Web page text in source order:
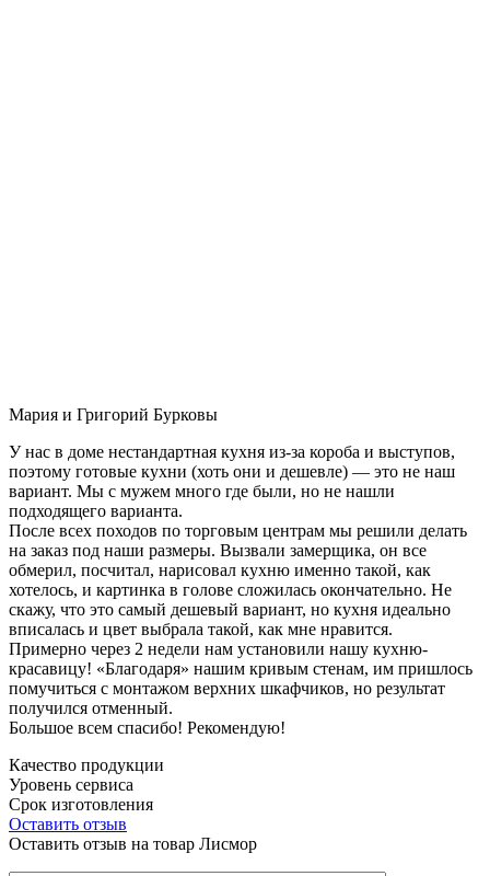
Мария и Григорий Бурковы
У нас в доме нестандартная кухня из-за короба и выступов,
поэтому готовые кухни (хоть они и дешевле) — это не наш
вариант. Мы с мужем много где были, но не нашли
подходящего варианта.
После всех походов по торговым центрам мы решили делать
на заказ под наши размеры. Вызвали замерщика, он все
обмерил, посчитал, нарисовал кухню именно такой, как
хотелось, и картинка в голове сложилась окончательно. Не
скажу, что это самый дешевый вариант, но кухня идеально
вписалась и цвет выбрала такой, как мне нравится.
Примерно через 2 недели нам установили нашу кухню-
красавицу! «Благодаря» нашим кривым стенам, им пришлось
помучиться с монтажом верхних шкафчиков, но результат
получился отменный.
Большое всем спасибо! Рекомендую!
Качество продукции
Уровень сервиса
Срок изготовления
Оставить отзыв
Оставить отзыв на товар Лисмор